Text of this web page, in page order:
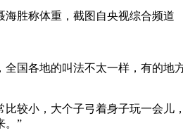
海胜称体重，截图自央视综合频道
全国各地的叫法不太一样，有的地
比较小，大个子弓着身子玩一会
。”